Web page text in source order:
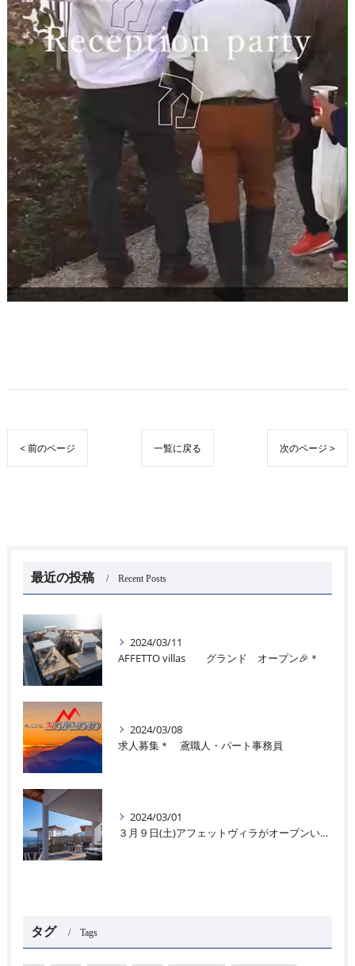
< 前のページ 一覧に戻る 次のページ >
最近の投稿 Recent Posts
2024/03/11
AFFETTO villas グランド オープン🎉＊
2024/03/08
求人募集＊ 鳶職人・パート事務員
2024/03/01
３月９日(土)アフェットヴィラがオープンいたします＊🌊
タグ Tags